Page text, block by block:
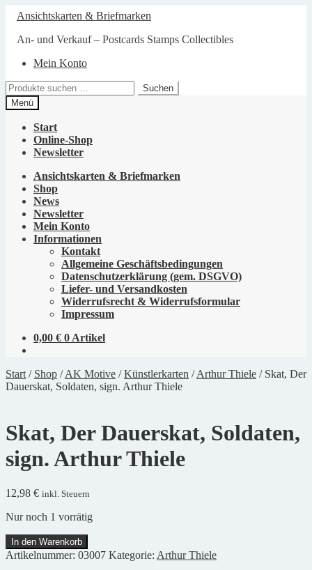
Zur
Navigation
springen
Zum
Inhalt
springen
Ansichtskarten & Briefmarken
An- und Verkauf – Postcards Stamps Collectibles
Mein Konto
Suchen
nach:
Suchen
Menü
Start
Online-Shop
Newsletter
Ansichtskarten & Briefmarken
Shop
News
Newsletter
Mein Konto
Informationen
Kontakt
Allgemeine Geschäftsbedingungen
Datenschutzerklärung (gem. DSGVO)
Liefer- und Versandkosten
Widerrufsrecht & Widerrufsformular
Impressum
0,00 € 0 Artikel
Start / Shop /AK Motive /Künstlerkarten /Arthur Thiele / Skat, Der
Dauerskat, Soldaten, sign. Arthur Thiele
Skat, Der Dauerskat, Soldaten,
sign. Arthur Thiele
12,98 € inkl. Steuern
Nur noch 1 vorrätig
Skat,
Der
In den Warenkorb
Artikelnummer: 03007 Kategorie: Arthur Thiele